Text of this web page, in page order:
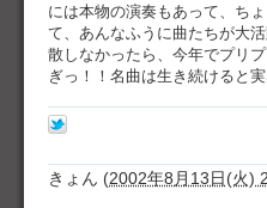
には本物の演奏もあって、ち
て、あんなふうに曲たちが大
散しなかったら、今年でプリ
ぎっ！！名曲は生き続けると
きょん (2002年8月13日(火)